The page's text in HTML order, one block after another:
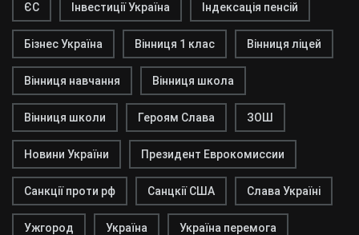
ЄС Інвестиції Україна Індексація пенсій
Бізнес Україна Вінниця 1 клас Вінниця ліцей
Вінниця навчання Вінниця школа
Вінниця школи Героям Слава ЗОШ
Новини України Президент Еврокомиссии
Санкції проти рф Санцкії США Слава Україні
Ужгород Україна Україна перемога